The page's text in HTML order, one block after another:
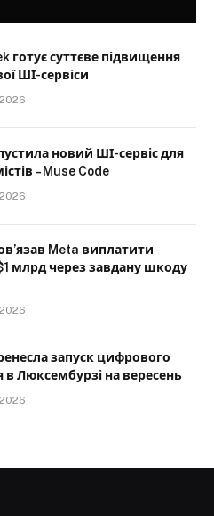
готує суттєве підвищення
ШІ-сервіси
новий ШІ-сервіс для
– Muse Code
Meta виплатити
млрд через завдану шкоду
запуск цифрового
в Люксембурзі на вересень